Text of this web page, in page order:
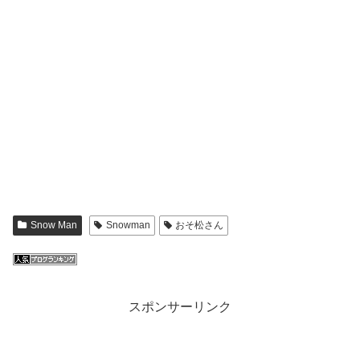
Snow Man Snowman おそ松さん
スポンサーリンク